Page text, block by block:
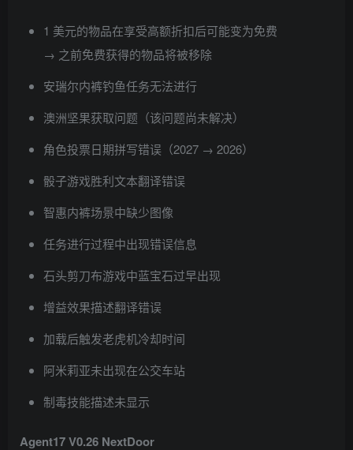
1 美元的物品在享受高额折扣后可能变为免费
→ 之前免费获得的物品将被移除
安瑞尔内裤钓鱼任务无法进行
澳洲坚果获取问题（该问题尚未解决）
角色投票日期拼写错误（2027 → 2026）
骰子游戏胜利文本翻译错误
智惠内裤场景中缺少图像
任务进行过程中出现错误信息
石头剪刀布游戏中蓝宝石过早出现
增益效果描述翻译错误
加载后触发老虎机冷却时间
阿米莉亚未出现在公交车站
制毒技能描述未显示
Agent17 V0.26 NextDoor